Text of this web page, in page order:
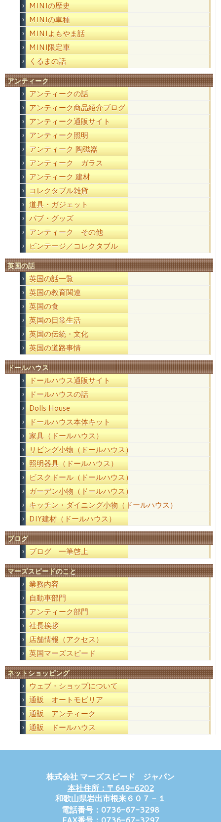
MINIの歴史
MINIの車種
MINIよもやま話
MINI限定車
くるまの話
アンティーク
アンティークの話
アンティーク商品紹介ブログ
アンティーク通販サイト
アンティーク照明
アンティーク 陶磁器
アンティーク ガラス
アンティーク 建材
コレクタブル雑貨
道具・ガジェット
パブ・グッズ
アンティーク その他
ビンテージ／コレクタブル
英国の話
英国の話一覧
英国の教育関連
英国の食
英国の日常生活
英国の伝統・文化
英国の道路事情
ドールハウス
ドールハウス通販サイト
ドールハウスの話
Dolls House
ドールハウス本体キット
家具（ドールハウス）
リビング小物（ドールハウス）
照明器具（ドールハウス）
ビスクドール（ドールハウス）
ガーデン小物（ドールハウス）
キッチン・ダイニング小物（ドールハウス）
DIY建材（ドールハウス）
ブログ
ブログ 一筆啓上
マーズスピードのこと
業務内容
自動車部門
アンティーク部門
社長挨拶
店舗情報（アクセス）
英国マーズスピード
ネットショッピング
ウェブ・ショップについて
通販 オートモビリア
通販 アンティーク
通販 ドールハウス
株式会社 マーズスピード ジャパン
本社住所：〒649-6202
和歌山県岩出市根来６０７－１
電話番号：0736-67-3298